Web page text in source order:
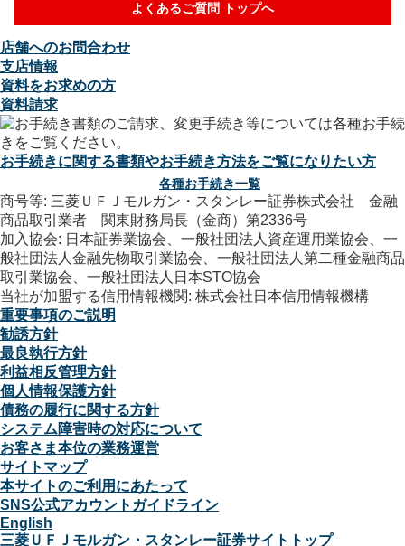
よくあるご質問 トップへ
店舗へのお問合わせ
支店情報
資料をお求めの方
資料請求
お手続きに関する書類やお手続き方法をご覧になりたい方
各種お手続き一覧
商号等: 三菱ＵＦＪモルガン・スタンレー証券株式会社 金融
商品取引業者 関東財務局長（金商）第2336号
加入協会: 日本証券業協会、一般社団法人資産運用業協会、一
般社団法人金融先物取引業協会、一般社団法人第二種金融商品
取引業協会、一般社団法人日本STO協会
当社が加盟する信用情報機関: 株式会社日本信用情報機構
重要事項のご説明
勧誘方針
最良執行方針
利益相反管理方針
個人情報保護方針
債務の履行に関する方針
システム障害時の対応について
お客さま本位の業務運営
サイトマップ
本サイトのご利用にあたって
SNS公式アカウントガイドライン
English
三菱ＵＦＪモルガン・スタンレー証券サイトトップ